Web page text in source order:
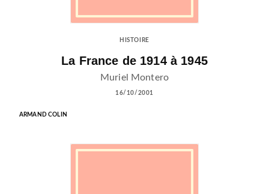
HISTOIRE
La France de 1914 à 1945
Muriel Montero
16/10/2001
ARMAND COLIN